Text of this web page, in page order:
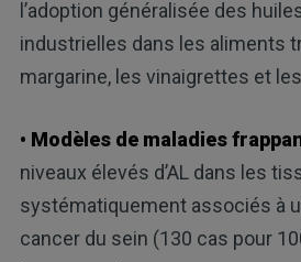
l’adoption généralisée des
industrielles dans les aliments
margarine, les vinaigrettes et
• Modèles de maladies
niveaux élevés d’AL dans les
systématiquement associés à
cancer du sein (130 cas pour